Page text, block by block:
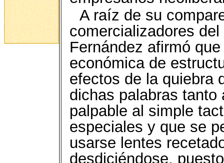
A raíz de su
comercializadores
Fernández afirmó
económica de
efectos de la quiebra
dichas palabras tanto
palpable al simple
especiales y que se
usarse lentes
desdiciéndose,